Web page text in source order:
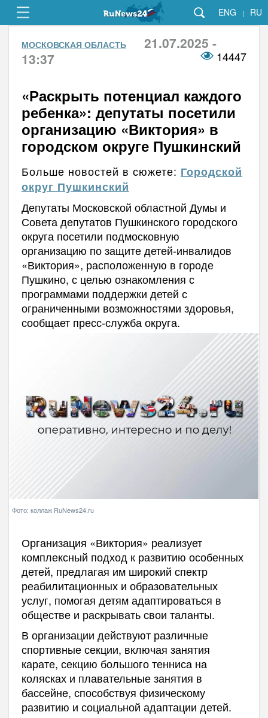
ENG | RU
МОСКОВСКАЯ ОБЛАСТЬ
21.07.2025 -
13:37
14447
«Раскрыть потенциал каждого
ребенка»: депутаты посетили
организацию «Виктория» в
городском округе Пушкинский
Больше новостей в сюжете: Городской
округ Пушкинский
Депутаты Московской областной Думы и
Совета депутатов Пушкинского городского
округа посетили подмосковную
организацию по защите детей-инвалидов
«Виктория», расположенную в городе
Пушкино, с целью ознакомления с
программами поддержки детей с
ограниченными возможностями здоровья,
сообщает пресс-служба округа.
Фото: коллаж RuNews24.ru
Организация «Виктория» реализует
комплексный подход к развитию особенных
детей, предлагая им широкий спектр
реабилитационных и образовательных
услуг, помогая детям адаптироваться в
обществе и раскрывать свои таланты.
В организации действуют различные
спортивные секции, включая занятия
карате, секцию большого тенниса на
колясках и плавательные занятия в
бассейне, способствуя физическому
развитию и социальной адаптации детей.